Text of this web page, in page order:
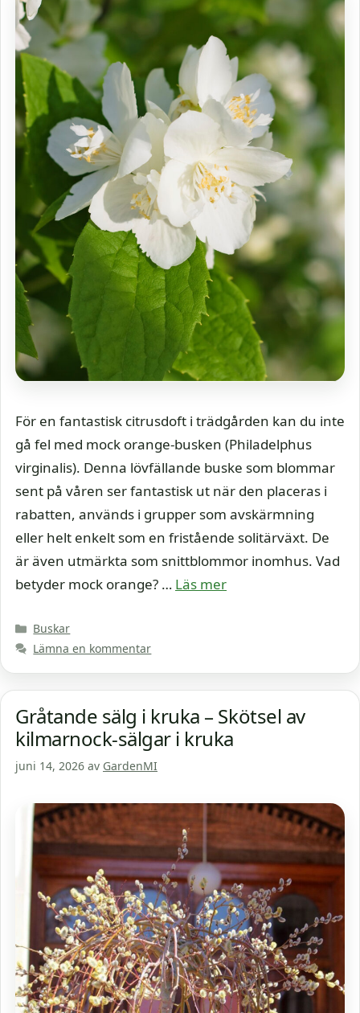
För en fantastisk citrusdoft i trädgården kan du inte
gå fel med mock orange-busken (Philadelphus
virginalis). Denna lövfällande buske som blommar
sent på våren ser fantastisk ut när den placeras i
rabatten, används i grupper som avskärmning
eller helt enkelt som en fristående solitärväxt. De
är även utmärkta som snittblommor inomhus. Vad
betyder mock orange? … Läs mer
Kategorier
Buskar
Lämna en kommentar
Gråtande sälg i kruka – Skötsel av
kilmarnock-sälgar i kruka
juni 14, 2026 av GardenMI